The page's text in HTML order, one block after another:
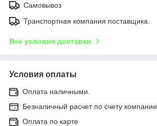
Самовывоз
Транспортная компания поставщика.
Все условия доставки
Условия оплаты
Оплата наличными.
Безналичный расчет по счету компании.
Оплата по карте